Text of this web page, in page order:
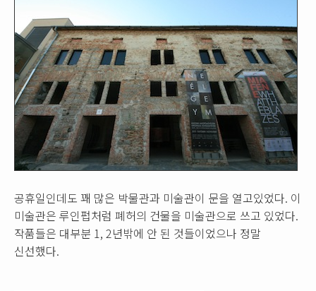
공휴일인데도 꽤 많은 박물관과 미술관이 문을 열고있었다. 이
미술관은 루인펍처럼 폐허의 건물을 미술관으로 쓰고 있었다.
작품들은 대부분 1, 2년밖에 안 된 것들이었으나 정말
신선했다.